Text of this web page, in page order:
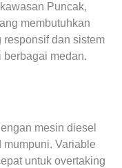
Puncak,
membutuhkan
responsif dan sistem
berbagai medan.
mesin diesel
mumpuni. Variable
untuk overtaking